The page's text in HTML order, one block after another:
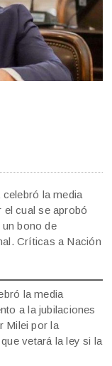
la media
cual se aprobó
bono de
Críticas a Nación
la media
a la jubilaciones
Milei por la
vetará la ley si la